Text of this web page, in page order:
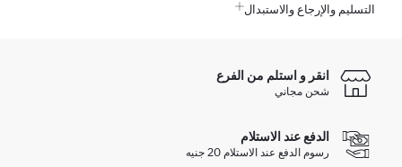
التسليم والإرجاع والاستبدال
انقر و استلم من الفرع
شحن مجاني
الدفع عند الاستلام
رسوم الدفع عند الاستلام 20 جنيه